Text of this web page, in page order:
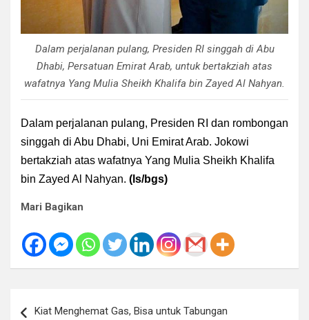
Dalam perjalanan pulang, Presiden RI singgah di Abu
Dhabi, Persatuan Emirat Arab, untuk bertakziah atas
wafatnya Yang Mulia Sheikh Khalifa bin Zayed Al Nahyan.
Dalam perjalanan pulang, Presiden RI dan rombongan
singgah di Abu Dhabi, Uni Emirat Arab. Jokowi
bertakziah atas wafatnya Yang Mulia Sheikh Khalifa
bin Zayed Al Nahyan. (ls/bgs)
Mari Bagikan
Kiat Menghemat Gas, Bisa untuk Tabungan